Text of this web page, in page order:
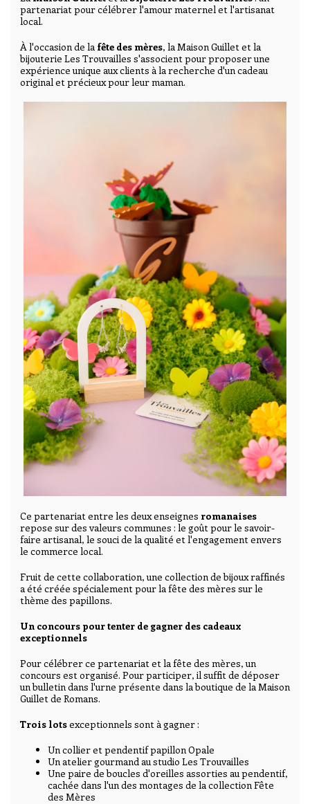
partenariat pour célébrer l'amour maternel et l'artisanat
local.
À l'occasion de la fête des mères, la Maison Guillet et la
bijouterie Les Trouvailles s'associent pour proposer une
expérience unique aux clients à la recherche d'un cadeau
original et précieux pour leur maman.
Ce partenariat entre les deux enseignes romanaises
repose sur des valeurs communes : le goût pour le savoir-
faire artisanal, le souci de la qualité et l'engagement envers
le commerce local.
Fruit de cette collaboration, une collection de bijoux raffinés
a été créée spécialement pour la fête des mères sur le
thème des papillons.
Un concours pour tenter de gagner des cadeaux
exceptionnels
Pour célébrer ce partenariat et la fête des mères, un
concours est organisé. Pour participer, il suffit de déposer
un bulletin dans l'urne présente dans la boutique de la Maison
Guillet de Romans.
Trois lotsexceptionnels sont à gagner :
Un collier et pendentif papillon Opale
Un atelier gourmand au studio Les Trouvailles
Une paire de boucles d'oreilles assorties au pendentif,
cachée dans l'un des montages de la collection Fête
des Mères